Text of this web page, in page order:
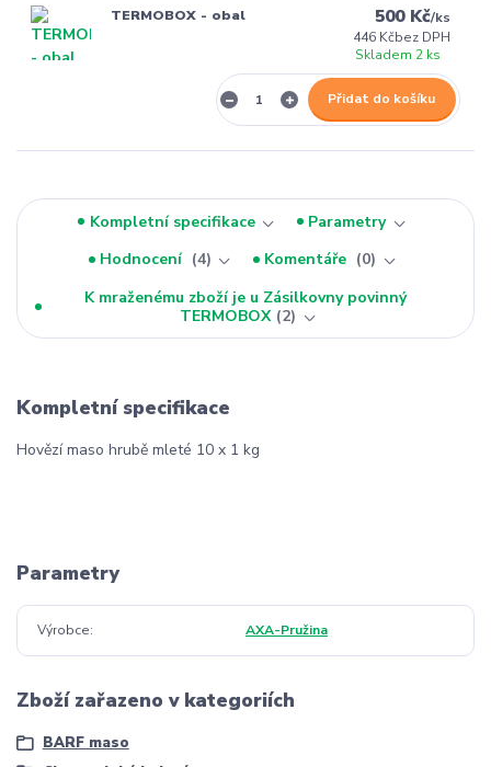
TERMOBOX - obal 500 Kč/ks
446 Kčbez DPH
Skladem 2 ks
Přidat do košíku
Kompletní specifikace
Parametry
Hodnocení
4 Komentáře
0
K mraženému zboží je u Zásilkovny povinný
TERMOBOX 2
Kompletní specifikace
Hovězí maso hrubě mleté 10 x 1 kg
Parametry
Výrobce AXA-Pružina
Zboží zařazeno v kategoriích
BARF maso